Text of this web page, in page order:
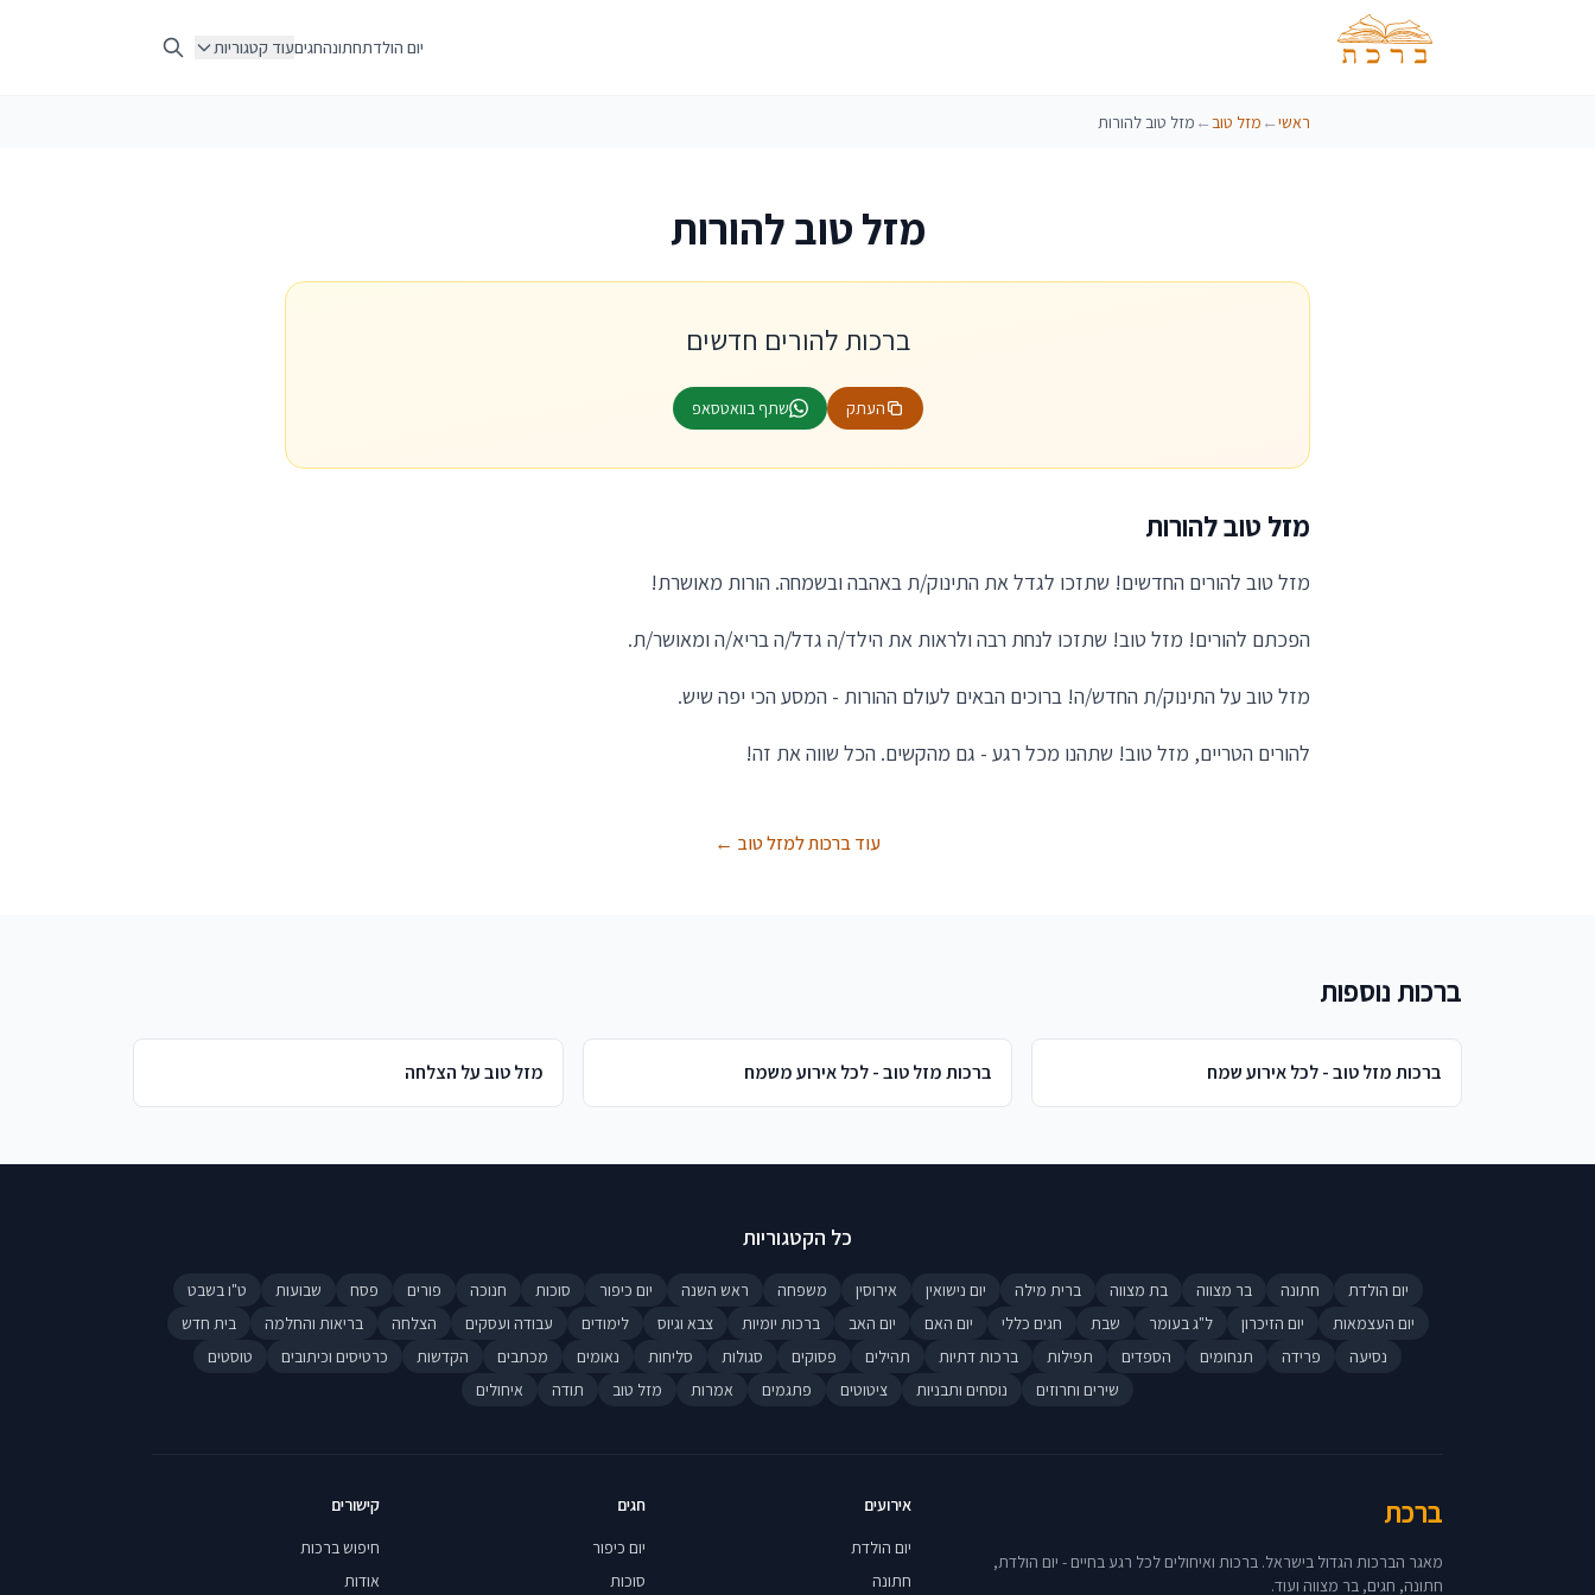
יום הולדתחתונהחגיםעוד קטגוריות
ראשי← מזל טוב← מזל טוב להורות
מזל טוב להורות
ברכות להורים חדשים
העתק שתף בוואטסאפ
מזל טוב להורות
מזל טוב להורים החדשים! שתזכו לגדל את התינוק/ת באהבה ובשמחה. הורות מאושרת!
הפכתם להורים! מזל טוב! שתזכו לנחת רבה ולראות את הילד/ה גדל/ה בריא/ה ומאושר/ת.
מזל טוב על התינוק/ת החדש/ה! ברוכים הבאים לעולם ההורות - המסע הכי יפה שיש.
להורים הטריים, מזל טוב! שתהנו מכל רגע - גם מהקשים. הכל שווה את זה!
עוד ברכות למזל טוב ←
ברכות נוספות
ברכות מזל טוב - לכל אירוע שמח ברכות מזל טוב - לכל אירוע משמח מזל טוב על הצלחה
כל הקטגוריות
יום הולדת חתונה בר מצווה בת מצווה ברית מילה יום נישואין אירוסין משפחה ראש השנה יום כיפור סוכות חנוכה פורים פסח שבועות
ט"ו בשבט
יום העצמאות
יום הזיכרון ל"ג בעומר שבת חגים כללי יום האם יום האב ברכות יומיות צבא וגיוס לימודים עבודה ועסקים הצלחה בריאות והחלמה
בית חדש
נסיעה
פרידה תנחומים הספדים תפילות ברכות דתיות תהילים פסוקים סגולות סליחות נאומים מכתבים הקדשות כרטיסים וכיתובים
טוסטים
שירים וחרוזים
נוסחים ותבניות ציטוטים פתגמים אמרות מזל טוב תודה איחולים
ברכת
מאגר הברכות הגדול בישראל. ברכות ואיחולים לכל רגע בחיים - יום הולדת,
חתונה, חגים, בר מצווה ועוד.
אירועים
יום הולדת
חתונה
חגים
יום כיפור
סוכות
קישורים
חיפוש ברכות
אודות